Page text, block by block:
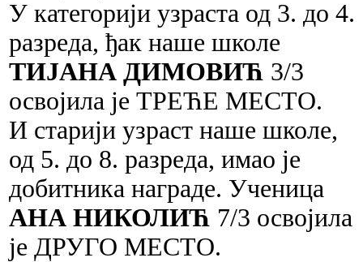
У категорији узраста од 3. до 4.
разреда, ђак наше школе
ТИЈАНА ДИМОВИЋ 3/3
освојила је ТРЕЋЕ МЕСТО.
И старији узраст наше школе,
од 5. до 8. разреда, имао је
добитника награде. Ученица
АНА НИКОЛИЋ 7/3 освојила
је ДРУГО МЕСТО.